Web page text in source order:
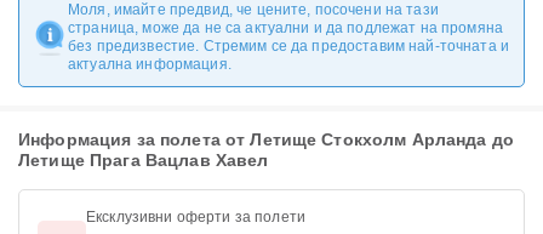
Моля, имайте предвид, че цените, посочени на тази
страница, може да не са актуални и да подлежат на промяна
без предизвестие. Стремим се да предоставим най-точната и
актуална информация.
Информация за полета от Летище Стокхолм Арланда до
Летище Прага Вацлав Хавел
Ексклузивни оферти за полети